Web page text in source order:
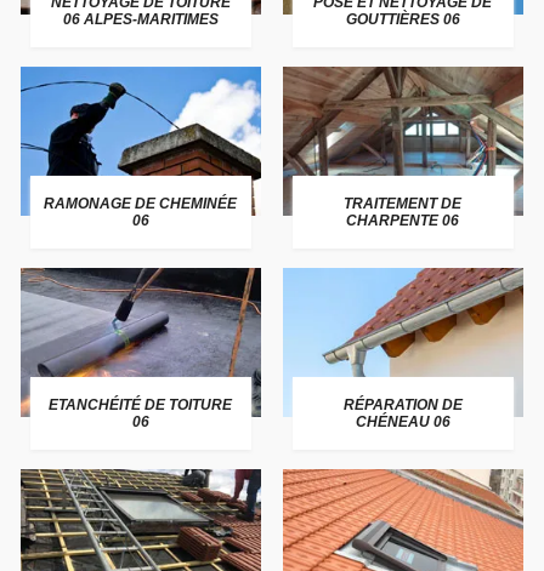
06 ALPES-MARITIMES
GOUTTIÈRES 06
RAMONAGE DE CHEMINÉE
06
TRAITEMENT DE
CHARPENTE 06
ETANCHÉITÉ DE TOITURE
06
RÉPARATION DE
CHÉNEAU 06